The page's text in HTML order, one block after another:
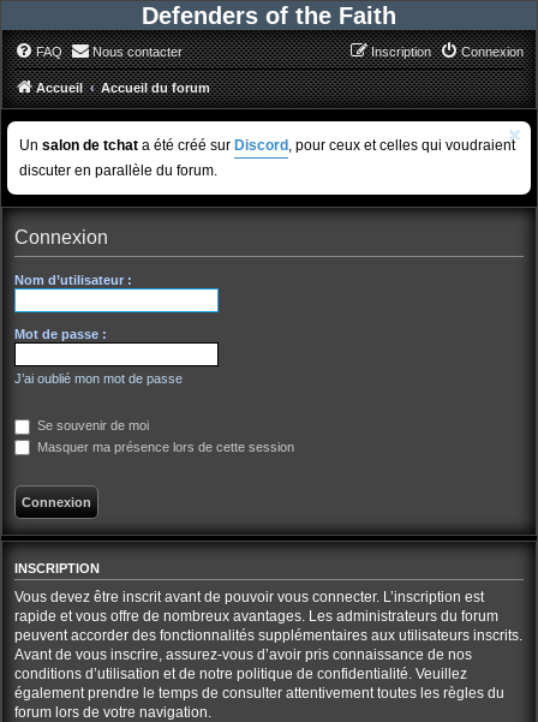
Defenders of the Faith
FAQ Nous contacter Connexion
Inscription
Accueil Accueil du forum
Un salon de tchat a été créé sur Discord , pour ceux et celles qui voudraient
discuter en parallèle du forum.
Connexion
Nom d’utilisateur :
Mot de passe :
J’ai oublié mon mot de passe
Se souvenir de moi
Masquer ma présence lors de cette session
INSCRIPTION
Vous devez être inscrit avant de pouvoir vous connecter. L’inscription est
rapide et vous offre de nombreux avantages. Les administrateurs du forum
peuvent accorder des fonctionnalités supplémentaires aux utilisateurs inscrits.
Avant de vous inscrire, assurez-vous d’avoir pris connaissance de nos
conditions d’utilisation et de notre politique de confidentialité. Veuillez
également prendre le temps de consulter attentivement toutes les règles du
forum lors de votre navigation.